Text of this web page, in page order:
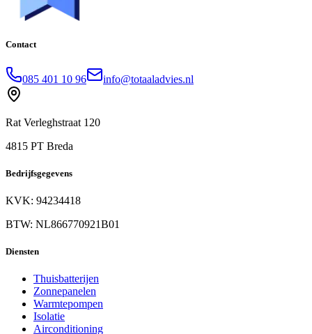
Contact
085 401 10 96 info@totaaladvies.nl
Rat Verleghstraat 120
4815 PT Breda
Bedrijfsgegevens
KVK: 94234418
BTW: NL866770921B01
Diensten
Thuisbatterijen
Zonnepanelen
Warmtepompen
Isolatie
Airconditioning